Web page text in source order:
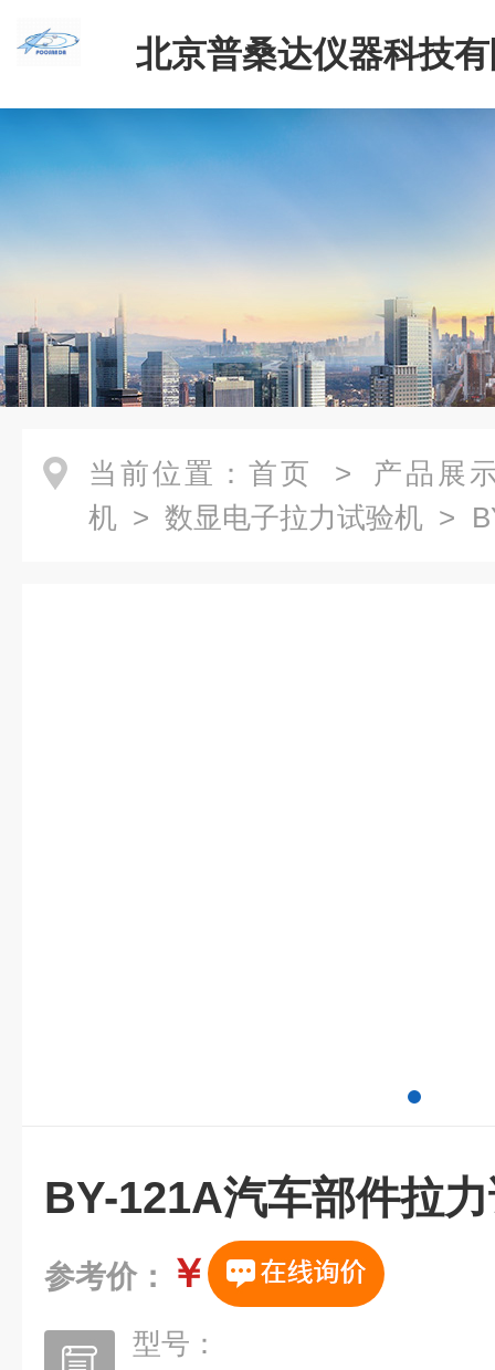
北京普桑达仪器科技
当前位置： 首页 > 产品展
机 > 数显电子拉力试验机 >
BY-121A汽车部件拉
参考价： ￥
型号：